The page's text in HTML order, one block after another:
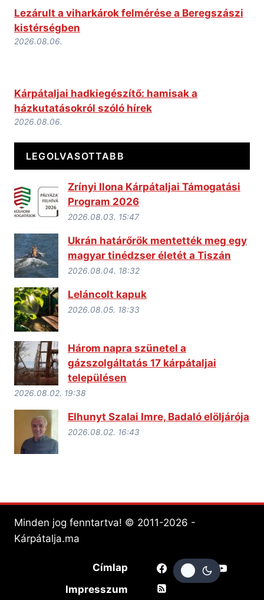
Lezárult a viharkárok felmérése a Beregszászi
kistérségben
2026.08.06.
Kárpátaljai hadkiegészítő: hamisak a
házkutatásokról szóló hírek
2026.08.06.
LEGOLVASOTTABB
Zrínyi Ilona Kárpátaljai Támogatási
Program 2026
2026.08.03. 15:47
Ukrán határőrök mentették meg egy
magyar tinédzser életét a Tiszán
2026.08.04. 18:32
Leláncolt kapuk
2026.08.05. 18:33
Három napra szünetel a
gázszolgáltatás 17 kárpátaljai
településen
2026.08.02. 19:38
Elhunyt Szalai Imre, Badaló elöljárója
2026.08.02. 16:43
Minden jog fenntartva! © 2011-2026 -
Kárpátalja.ma
Címlap
Impresszum